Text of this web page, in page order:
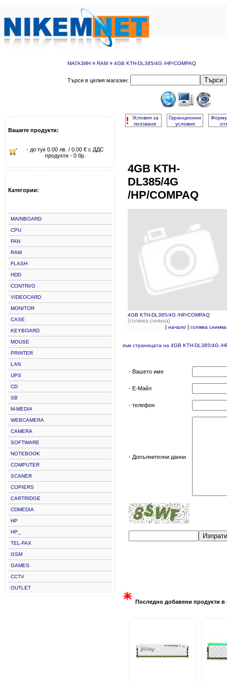
МАГАЗИН » RAM » 4GB KTH-DL385/4G /HP/COMPAQ
Търси в целия магазин: Търси
Вашите продукти:
- до тук 0.00 лв. / 0.00 € с ДДС
продукти - 0 бр.
Категории:
MAINBOARD
CPU
FAN
RAM
FLASH
HDD
CONTRI/O
VIDEOCARD
MONITOR
CASE
KEYBOARD
MOUSE
PRINTER
LAN
UPS
CD
SB
M-MEDIA
WEBCAMERA
CAMERA
SOFTWARE
NOTEBOOK
COMPUTER
SCANER
COPIERS
CARTRIDGE
CDMEDIA
HP
HP_
TEL-FAX
GSM
GAMES
CCTV
OUTLET
!
Условия за
ползване
Гаранционни
условия
4GB KTH-
DL385/4G
/HP/COMPAQ
4GB KTH-DL385/4G /HP/COMPAQ
(голяма снимка)
| начало| голяма снимка
към страницата на 4GB KTH-DL385/4G /
- Вашето име
- Е-Майл
- телефон
- Допълнителни данни
Изпрати
Последно добавени продукти в